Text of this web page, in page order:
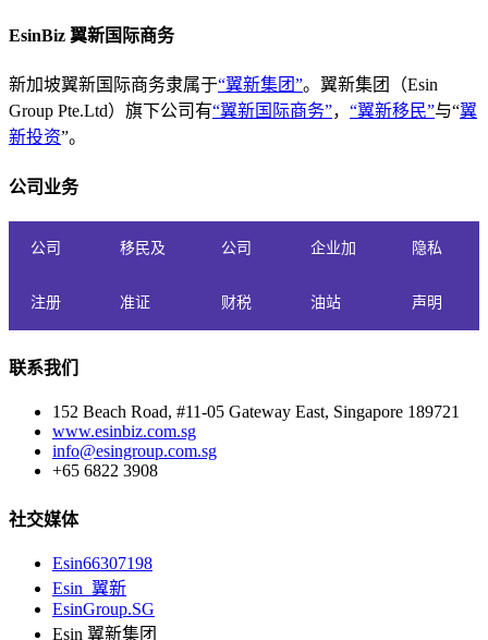
EsinBiz 翼新国际商务
新加坡翼新国际商务隶属于“翼新集团”。翼新集团（Esin
Group Pte.Ltd）旗下公司有“翼新国际商务”， “翼新移民”与“翼
新投资”。
公司业务
公司
注册
移民及
准证
公司
财税
企业加
油站
隐私
声明
联系我们
152 Beach Road, #11-05 Gateway East, Singapore 189721
www.esinbiz.com.sg
info@esingroup.com.sg
+65 6822 3908
社交媒体
Esin66307198
Esin_翼新
EsinGroup.SG
Esin 翼新集团